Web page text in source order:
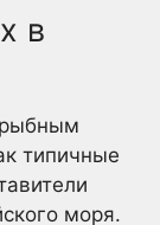
в
рыбным
типичные
моря.